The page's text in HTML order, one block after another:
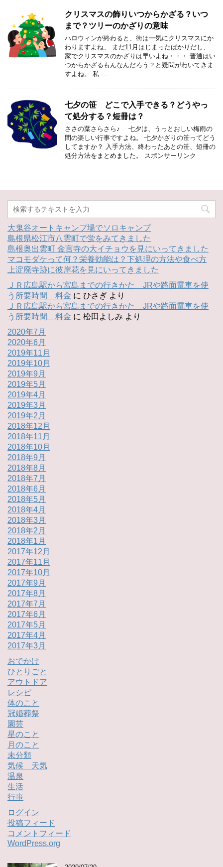
クリスマスの飾りいつからかざる？いつ
まで？ツリーのかざりの意味
ハロウィンが終わると、街は一気にクリスマスにか
わりますよね、 まだ11月はじまったばかりだし、
家でクリスマスのかざりは早いよね・・・ 普通はい
つからかざるもんなんだろう？と疑問がわいてきま
すよね。 私 …
七夕の笹 どこで入手できる？どうやっ
て処分する？短冊は？
ささの葉さらさら♪ 七夕は、うっとおしい梅雨の
間の楽しい行事ですよね。 七夕かざりの笹ってどう
してますか？ 入手方法、終わったあとの笹、短冊の
処分方法をまとめました。 スポンサーリンク
大鬼谷オートキャンプ場でソロキャンプ
島根県松江市八雲町で蛍をみてきました
島根奥出雲町 金言寺の大イチョウを見にいってきました
マコモダケって何？栄養効能は？下処理の方法や食べ方
上淀廃寺跡に彼岸花を見にいってきました
ＪＲ広島駅から宮島までの行きかた JRや路面電車を使
う所要時間 料金 に ひさぎ より
ＪＲ広島駅から宮島までの行きかた JRや路面電車を使
う所要時間 料金 に 松田よしみ より
2020年7月
2020年6月
2019年11月
2019年10月
2019年9月
2019年5月
2019年4月
2019年3月
2019年2月
2018年12月
2018年11月
2018年10月
2018年9月
2018年8月
2018年7月
2018年6月
2018年5月
2018年4月
2018年3月
2018年2月
2018年1月
2017年12月
2017年11月
2017年10月
2017年9月
2017年8月
2017年7月
2017年6月
2017年5月
2017年4月
2017年3月
おでかけ
ひとりごと
アウトドア
レシピ
体のこと
冠婚葬祭
園芸
星のこと
月のこと
未分類
気候 天気
温泉
生活
行事
ログイン
投稿フィード
コメントフィード
WordPress.org